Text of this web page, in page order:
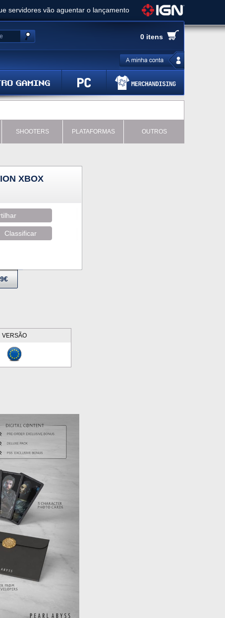
servidores vão aguentar o lançamento
de cópias e vai receber novo conteúdo
Ghost of Yotei - Análise
Gear Solid Delta: Snake Eater - Análise
anuncia livestream para o Fallout Day
0 itens
SHOOTERS PLATAFORMAS OUTROS
XBOX
Classificar
VERSÃO